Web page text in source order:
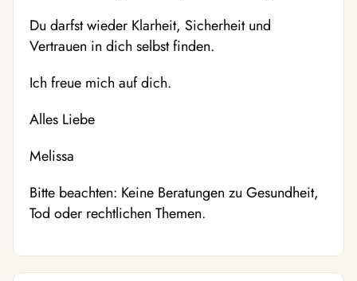
Du darfst wieder Klarheit, Sicherheit und
Vertrauen in dich selbst finden.
Ich freue mich auf dich.
Alles Liebe
Melissa
Bitte beachten: Keine Beratungen zu Gesundheit,
Tod oder rechtlichen Themen.